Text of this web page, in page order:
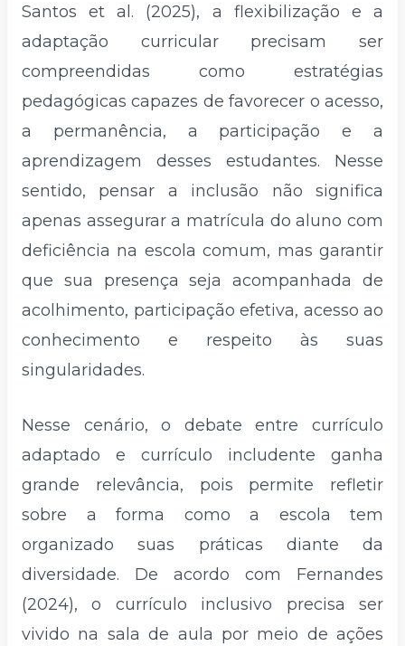
Santos et al. (2025), a flexibilização e a
adaptação curricular precisam ser
compreendidas como estratégias
pedagógicas capazes de favorecer o acesso,
a permanência, a participação e a
aprendizagem desses estudantes. Nesse
sentido, pensar a inclusão não significa
apenas assegurar a matrícula do aluno com
deficiência na escola comum, mas garantir
que sua presença seja acompanhada de
acolhimento, participação efetiva, acesso ao
conhecimento e respeito às suas
singularidades.
Nesse cenário, o debate entre currículo
adaptado e currículo includente ganha
grande relevância, pois permite refletir
sobre a forma como a escola tem
organizado suas práticas diante da
diversidade. De acordo com Fernandes
(2024), o currículo inclusivo precisa ser
vivido na sala de aula por meio de ações